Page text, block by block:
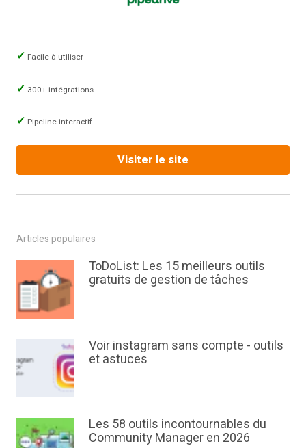
Facile à utiliser
300+ intégrations
Pipeline interactif
Visiter le site
Articles populaires
ToDoList: Les 15 meilleurs outils
gratuits de gestion de tâches
Voir instagram sans compte - outils
et astuces
Les 58 outils incontournables du
Community Manager en 2026